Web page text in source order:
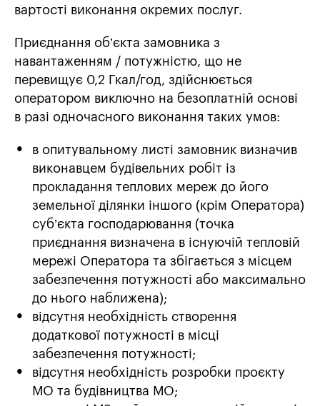
вартості виконання окремих послуг.
Приєднання об’єкта замовника з
навантаженням / потужністю, що не
перевищує 0,2 Гкал/год, здійснюється
оператором виключно на безоплатній основі
в разі одночасного виконання таких умов:
в опитувальному листі замовник визначив
виконавцем будівельних робіт із
прокладання теплових мереж до його
земельної ділянки іншого (крім Оператора)
суб’єкта господарювання (точка
приєднання визначена в існуючій тепловій
мережі Оператора та збігається з місцем
забезпечення потужності або максимально
до нього наближена);
відсутня необхідність створення
додаткової потужності в місці
забезпечення потужності;
відсутня необхідність розробки проєкту
МО та будівництва МО;